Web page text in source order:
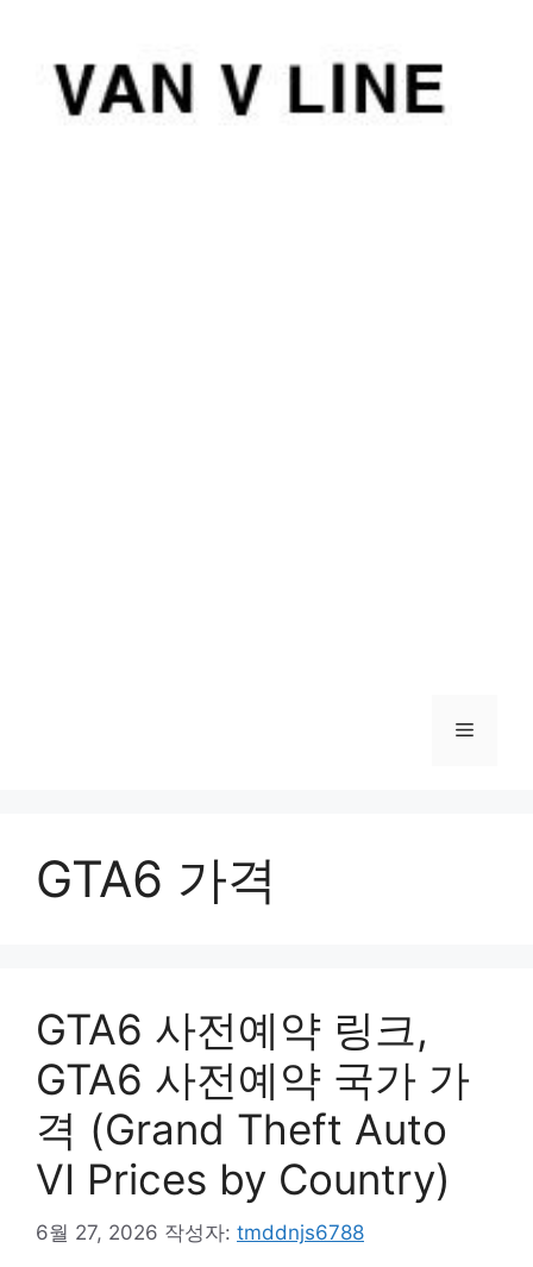
메
GTA6 가격
GTA6 사전예약 링크,
GTA6 사전예약 국가 가
격 (Grand Theft Auto
VI Prices by Country)
6월 27, 2026 작성자: tmddnjs6788